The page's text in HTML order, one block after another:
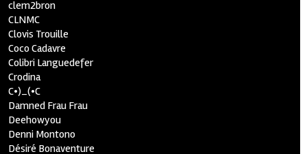
clem2bron
CLNMC
Clovis Trouille
Coco Cadavre
Colibri Languedefer
Crodina
C•)_(•C
Damned Frau Frau
Deehowyou
Denni Montono
Désiré Bonaventure